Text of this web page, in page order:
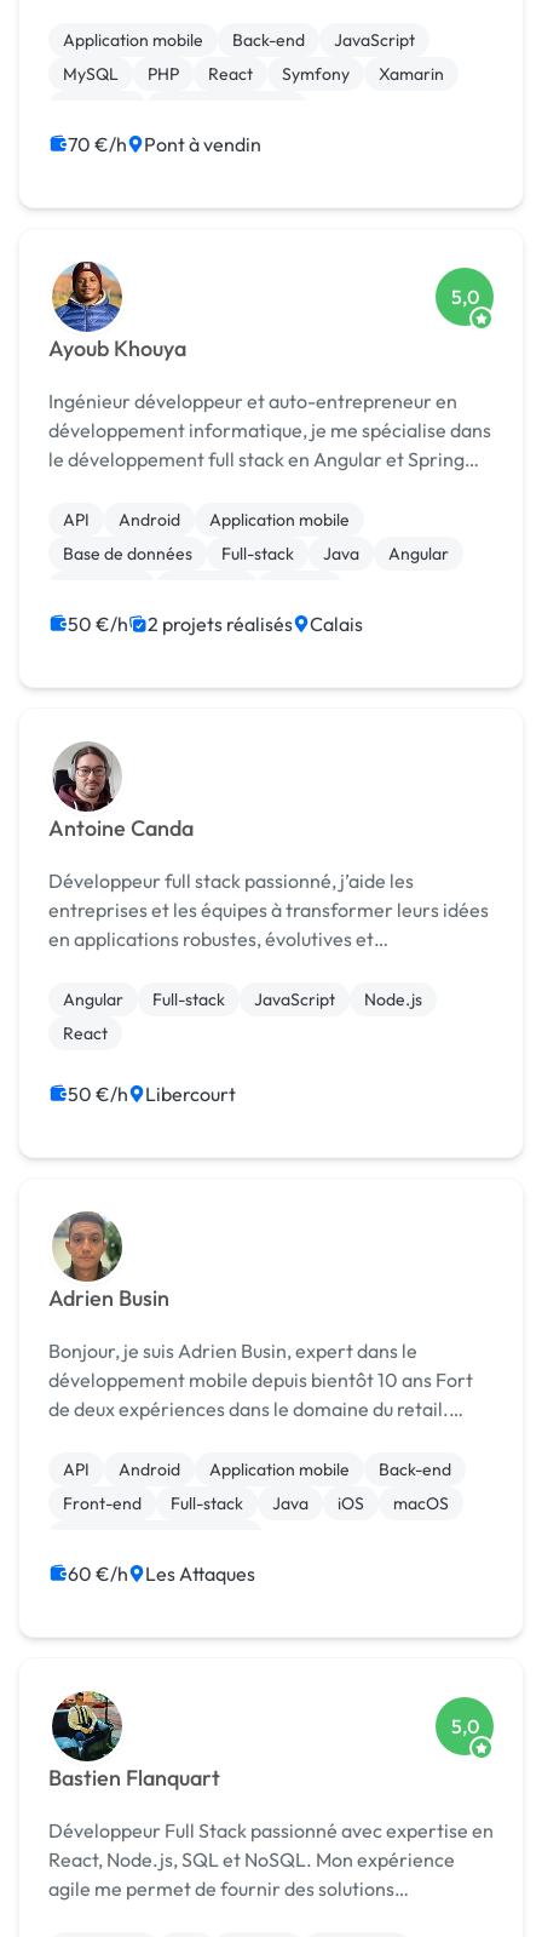
et mobiles robustes et performantes en utilisant
une var...
Application mobile Back-end
JavaScript
MySQL
PHP React Symfony
Xamarin
70 €/h Pont à vendin
Ayoub Khouya
5,0
Ingénieur développeur et auto-entrepreneur en
développement informatique, je me spécialise dans
le développement full stack en Angular et Spring
entreprises, couvrant de l'installation à la perso...
API Android
Application mobile
Base de données
Full-stack Java
Angular
50 €/h 2 projets réalisés Calais
Antoine Canda
Développeur full stack passionné, j’aide les
entreprises et les équipes à transformer leurs idées
en applications robustes, évolutives et
de la lisibilité du code et de l’expérience utilisateur,
...
Angular Full-stack JavaScript
Node.js
React
50 €/h Libercourt
Adrien Busin
Bonjour, je suis Adrien Busin, expert dans le
développement mobile depuis bientôt 10 ans Fort
de deux expériences dans le domaine du retail.
laquelle j'ai d'abord été développeur android
pendant 3 a...
API Android Application mobile
Back-end
Front-end
Full-stack Java iOS
macOS
60 €/h Les Attaques
Bastien Flanquart
5,0
Développeur Full Stack passionné avec expertise en
React, Node.js, SQL et NoSQL. Mon expérience
agile me permet de fournir des solutions